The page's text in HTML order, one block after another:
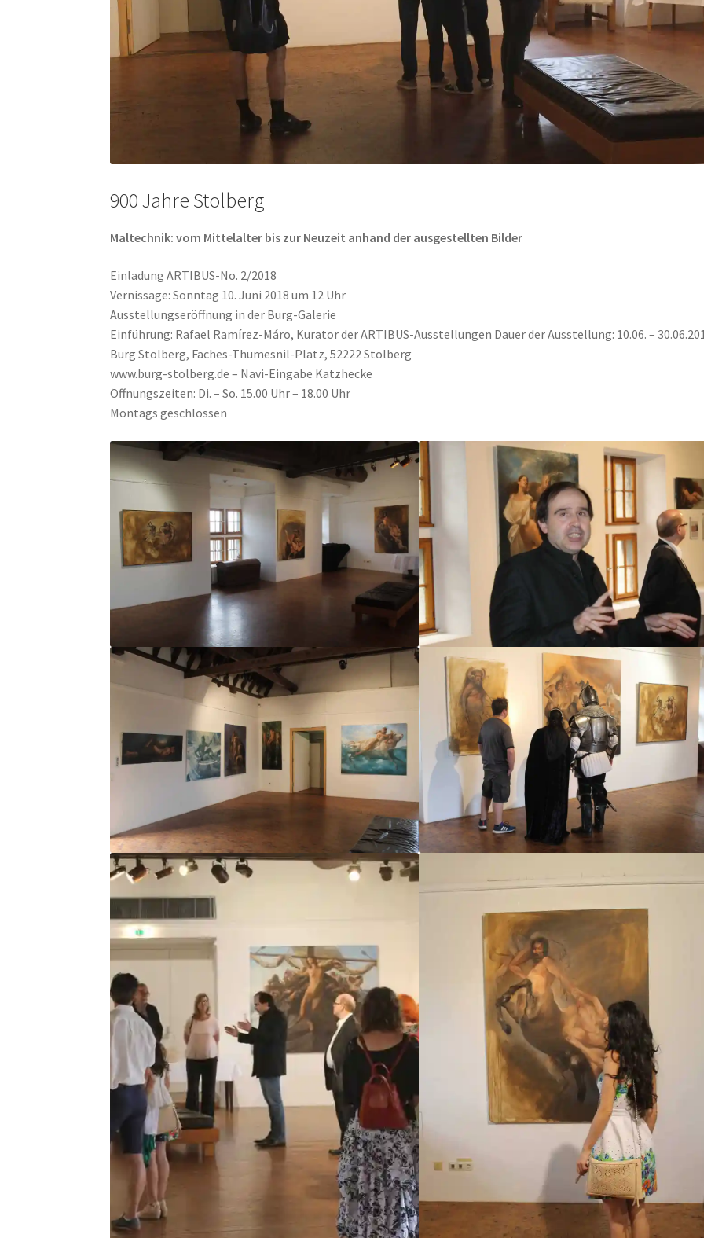
900 Jahre Stolberg
Maltechnik: vom Mittelalter bis zur Neuzeit anhand der ausgestellten Bilder
Einladung ARTIBUS-No. 2/2018
Vernissage: Sonntag 10. Juni 2018 um 12 Uhr
Ausstellungseröffnung in der Burg-Galerie
Einführung: Rafael Ramírez-Máro, Kurator der ARTIBUS-Ausstellungen Dauer der Ausstellung: 10.06. –
Burg Stolberg, Faches-Thumesnil-Platz, 52222 Stolberg
www.burg-stolberg.de – Navi-Eingabe Katzhecke
Öffnungszeiten: Di. – So. 15.00 Uhr – 18.00 Uhr
Montags geschlossen